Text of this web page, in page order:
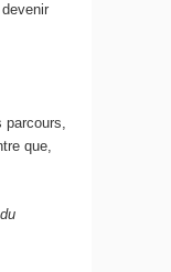
parcours,
que,